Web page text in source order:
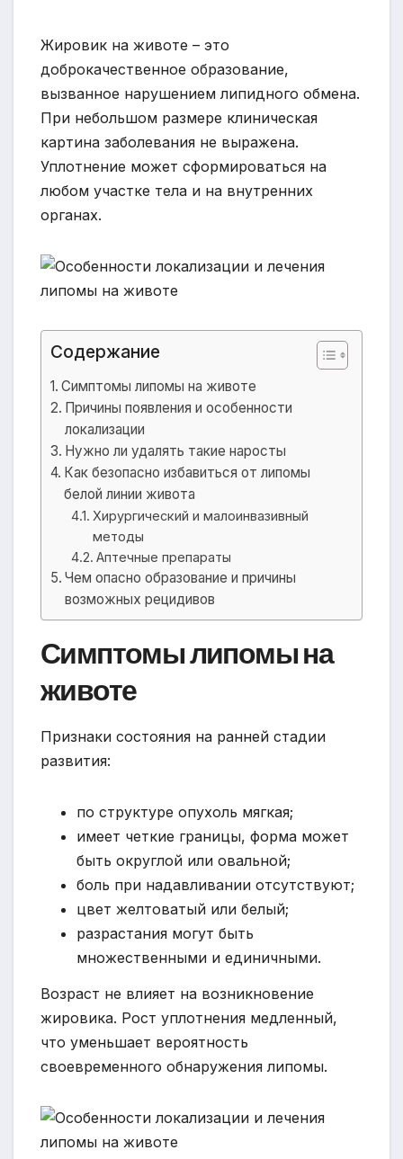
Жировик на животе – это
доброкачественное образование,
вызванное нарушением липидного обмена.
При небольшом размере клиническая
картина заболевания не выражена.
Уплотнение может сформироваться на
любом участке тела и на внутренних
органах.
Содержание
Симптомы липомы на животе
Причины появления и особенности
локализации
Нужно ли удалять такие наросты
Как безопасно избавиться от липомы
белой линии живота
Хирургический и малоинвазивный
методы
Аптечные препараты
Чем опасно образование и причины
возможных рецидивов
Симптомы липомы на
животе
Признаки состояния на ранней стадии
развития:
по структуре опухоль мягкая;
имеет четкие границы, форма может
быть округлой или овальной;
боль при надавливании отсутствуют;
цвет желтоватый или белый;
разрастания могут быть
множественными и единичными.
Возраст не влияет на возникновение
жировика. Рост уплотнения медленный,
что уменьшает вероятность
своевременного обнаружения липомы.